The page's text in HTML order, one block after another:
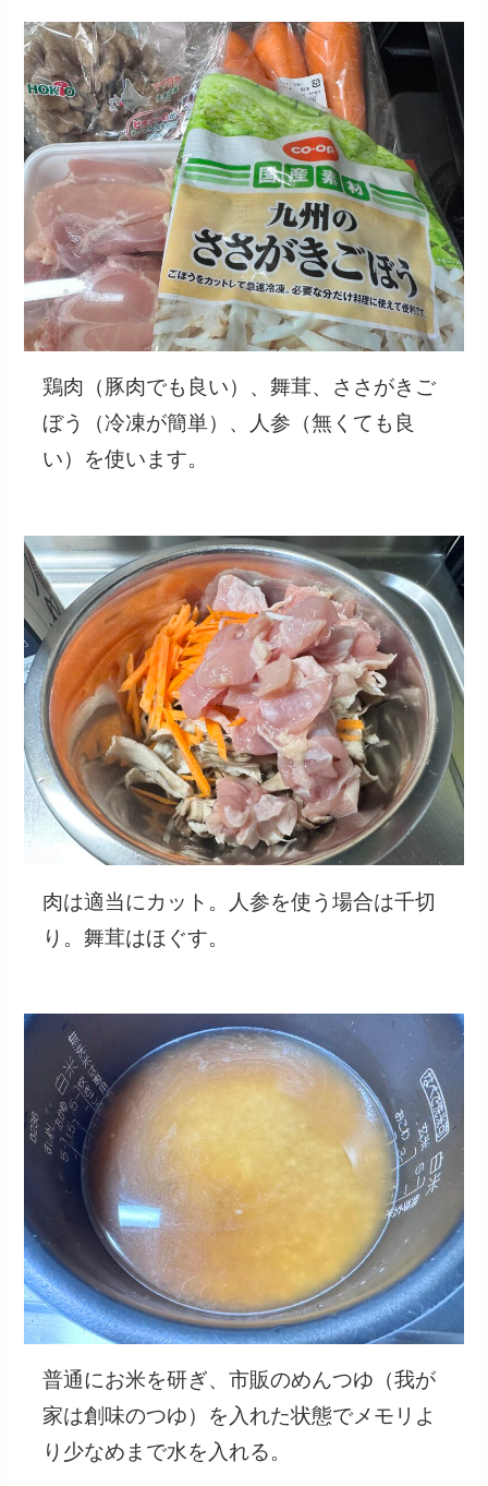
鶏肉（豚肉でも良い）、舞茸、ささがきご
ぼう（冷凍が簡単）、人参（無くても良
い）を使います。
肉は適当にカット。人参を使う場合は千切
り。舞茸はほぐす。
普通にお米を研ぎ、市販のめんつゆ（我が
家は創味のつゆ）を入れた状態でメモリよ
り少なめまで水を入れる。